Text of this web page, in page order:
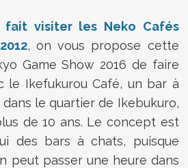
fait visiter les Neko Cafés
, on vous propose cette
Game Show 2016 de faire
le Ikefukurou Café, un bar à
le quartier de Ikebukuro,
de 10 ans. Le concept est
des bars à chats, puisque
peut passer une heure dans